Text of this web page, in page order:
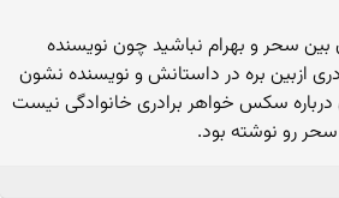
بین سحر و بهرام نباشید چون نویسنده
ازبین بره در داستانش و نویسنده نشون
سکس خواهر برادری خانوادگی نیست
رو نوشته بود.